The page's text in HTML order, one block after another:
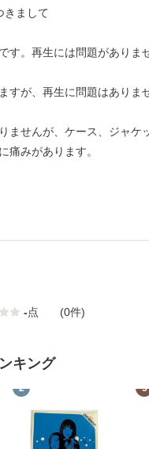
きまして
。再生には問題がありませ
が、再生に問題はありませ
せんが、ケース、ジャケッ
みがあります。
-点 (0件)
キング
2 3